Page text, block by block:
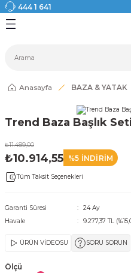
444 1 641
Geri Dön
Geri Dön
Geri Dön
Geri Dön
Geri Dön
Geri Dön
Anasayfa BAZA & YATAK
Trend Baza Başlık
₺11.489,00
₺10.914,55 %5 İNDİRİM
Tüm Taksit Seçenekleri
Garanti Süresi
24 Ay
Havale
9.277,37 TL
ÜRÜN VİDEOSU SORU SORUN
Ölçü